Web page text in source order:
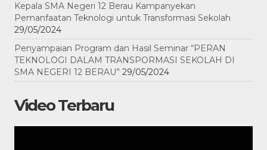
Kepala SMA Negeri 12 Berau Kampanyekan
Pemanfaatan Teknologi untuk Transformasi Sekolah
29/05/2024
Penyampaian Program dan Hasil Seminar “PERAN
TEKNOLOGI DALAM TRANSPORMASI SEKOLAH DI
SMA NEGERI 12 BERAU” 29/05/2024
Video Terbaru